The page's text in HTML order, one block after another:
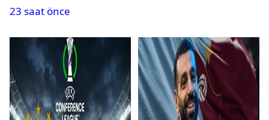
23 saat önce